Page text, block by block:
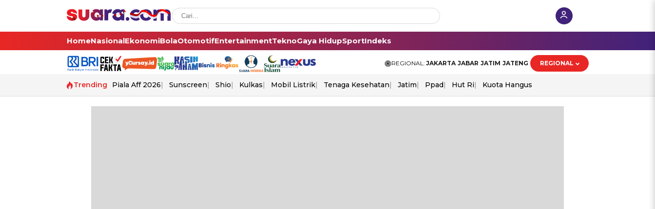
HomeNasionalEkonomiBolaOtomotifEntertainmentTeknoGaya HidupSportIndeks
REGIONAL: JAKARTA JABAR JATIM JATENG REGIONAL
Trending Piala Aff 2026 Sunscreen Shio Kulkas Mobil Listrik Tenaga Kesehatan Jatim Ppad Hut Ri Kuota Hangus